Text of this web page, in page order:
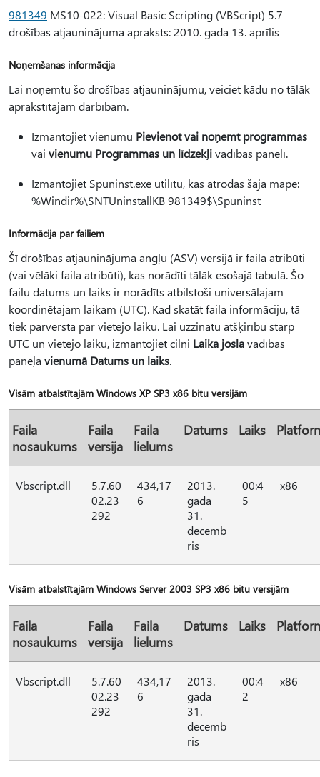
981349 MS10-022: Visual Basic Scripting (VBScript) 5.7
drošības atjauninājuma apraksts: 2010. gada 13. aprīlis
Noņemšanas informācija
Lai noņemtu šo drošības atjauninājumu, veiciet kādu no tālāk
aprakstītajām darbībām.
Izmantojiet vienumu Pievienot vai noņemt programmas
vai vienumu Programmas un līdzekļivadības panelī.
Izmantojiet Spuninst.exe utilītu, kas atrodas šajā mapē:
%Windir%\$NTUninstallKB 981349$\Spuninst
Informācija par failiem
Šī drošības atjauninājuma angļu (ASV) versijā ir faila atribūti
(vai vēlāki faila atribūti), kas norādīti tālāk esošajā tabulā. Šo
failu datums un laiks ir norādīts atbilstoši universālajam
koordinētajam laikam (UTC). Kad skatāt faila informāciju, tā
tiek pārvērsta par vietējo laiku. Lai uzzinātu atšķirību starp
UTC un vietējo laiku, izmantojiet cilni Laika joslavadības
paneļa vienumā Datums un laiks.
Visām atbalstītajām Windows XP SP3 x86 bitu versijām
Faila
nosaukums
Faila
versija
Faila
lielums
Datums Laiks
Vbscript.dll
5.7.60
02.23
292
434,17
6
2013.
gada
31.
decemb
ris
00:4
5
x86
Visām atbalstītajām Windows Server 2003 SP3 x86 bitu versijām
Faila
nosaukums
Faila
versija
Faila
lielums
Datums Laiks
Vbscript.dll
5.7.60
02.23
292
434,17
6
2013.
gada
31.
decemb
ris
00:4
2
x86